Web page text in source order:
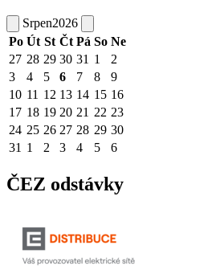
Srpen2026
Po Út St Čt Pá So Ne
27 28 29 30 31 1
2
3
4 5 6 7 8
9
10 11 12 13 14 15 16
17 18 19 20 21 22 23
24 25 26 27 28 29 30
31 1 2 3 4 5 6
ČEZ odstávky